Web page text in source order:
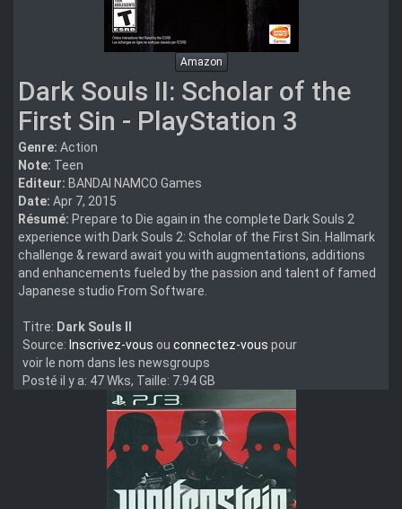
Amazon
Dark Souls II: Scholar of the
First Sin - PlayStation 3
Genre: Action
Note: Teen
Editeur: BANDAI NAMCO Games
Date: Apr 7, 2015
Résumé: Prepare to Die again in the complete Dark Souls 2
experience with Dark Souls 2: Scholar of the First Sin. Hallmark
challenge & reward await you with augmentations, additions
and enhancements fueled by the passion and talent of famed
Japanese studio From Software.
Titre: Dark Souls II
Source: Inscrivez-vous ou connectez-vous pour
voir le nom dans les newsgroups
Posté il y a: 47 Wks, Taille: 7.94 GB